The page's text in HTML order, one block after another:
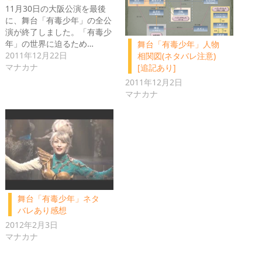
11月30日の大阪公演を最後
に、舞台「有毒少年」の全公
演が終了しました。「有毒少
年」の世界に迫るため…
2011年12月22日
マナカナ
舞台「有毒少年」人物
相関図(ネタバレ注意)
[追記あり]
2011年12月2日
マナカナ
舞台「有毒少年」ネタ
バレあり感想
2012年2月3日
マナカナ